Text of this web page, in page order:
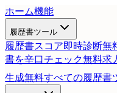
ホーム機能
履歴書ツール
履歴書スコア即時診断無
書を辛口チェック無料求
生成無料すべての履歴書